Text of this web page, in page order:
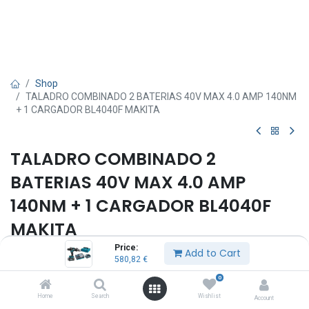
Price:
580,82 € Add to Cart
Home Search
0
Wishlist Account
Shop
TALADRO COMBINADO 2 BATERIAS 40V MAX 4.0 AMP 140NM
+ 1 CARGADOR BL4040F MAKITA
TALADRO COMBINADO 2
BATERIAS 40V MAX 4.0 AMP
140NM + 1 CARGADOR BL4040F
MAKITA
€